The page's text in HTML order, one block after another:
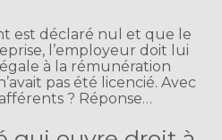
est déclaré nul et que le
l’employeur doit lui
à la rémunération
pas été licencié. Avec
? Réponse…